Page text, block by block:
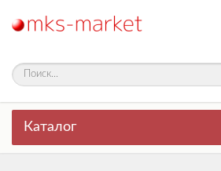
Каталог